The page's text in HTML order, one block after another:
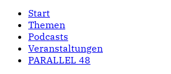
Start
Themen
Podcasts
Veranstaltungen
PARALLEL 48